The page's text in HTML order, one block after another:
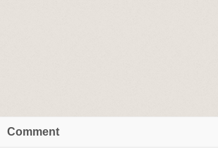
Comment